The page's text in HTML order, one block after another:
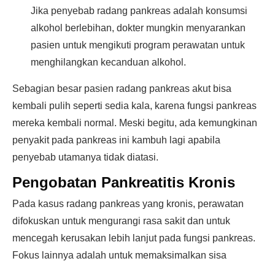
Jika penyebab radang pankreas adalah konsumsi
alkohol berlebihan, dokter mungkin menyarankan
pasien untuk mengikuti program perawatan untuk
menghilangkan kecanduan alkohol.
Sebagian besar pasien radang pankreas akut bisa
kembali pulih seperti sedia kala, karena fungsi pankreas
mereka kembali normal. Meski begitu, ada kemungkinan
penyakit pada pankreas ini kambuh lagi apabila
penyebab utamanya tidak diatasi.
Pengobatan Pankreatitis Kronis
Pada kasus radang pankreas yang kronis, perawatan
difokuskan untuk mengurangi rasa sakit dan untuk
mencegah kerusakan lebih lanjut pada fungsi pankreas.
Fokus lainnya adalah untuk memaksimalkan sisa